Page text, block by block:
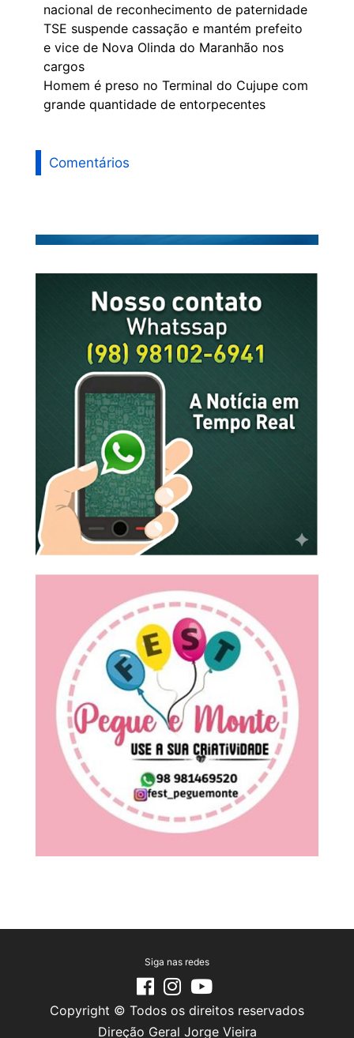
nacional de reconhecimento de paternidade
TSE suspende cassação e mantém prefeito
e vice de Nova Olinda do Maranhão nos
cargos
Homem é preso no Terminal do Cujupe com
grande quantidade de entorpecentes
Comentários
Siga nas redes
Copyright © Todos os direitos reservados
Direção Geral Jorge Vieira